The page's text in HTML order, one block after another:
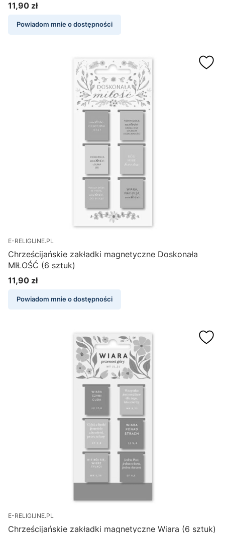
Cena
11,90 zł
Powiadom mnie o dostępności
E-RELIGIJNE.PL
Chrześcijańskie zakładki magnetyczne Doskonała
MIŁOŚĆ (6 sztuk)
Cena
11,90 zł
Powiadom mnie o dostępności
E-RELIGIJNE.PL
Chrześcijańskie zakładki magnetyczne Wiara (6 sztuk)